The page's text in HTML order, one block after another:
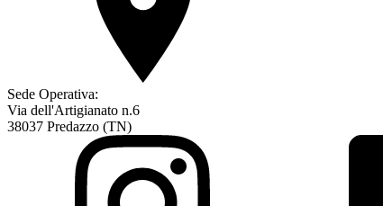
Sede Operativa:
Via dell'Artigianato n.6
38037 Predazzo (TN)